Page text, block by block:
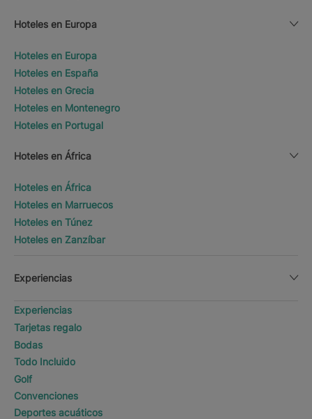
Hoteles en Europa
Hoteles en Europa
Hoteles en España
Hoteles en Grecia
Hoteles en Montenegro
Hoteles en Portugal
Hoteles en África
Hoteles en África
Hoteles en Marruecos
Hoteles en Túnez
Hoteles en Zanzíbar
Experiencias
Experiencias
Tarjetas regalo
Bodas
Todo Incluido
Golf
Convenciones
Deportes acuáticos